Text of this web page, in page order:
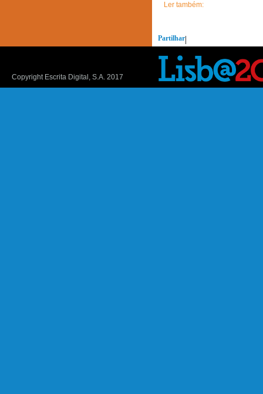
Ler também:
Partilhar|
Copyright Escrita Digital, S.A. 2017